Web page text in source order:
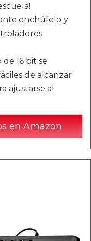
enchúfelo y
16 bit se
de alcanzar
ajustarse al
en Amazon